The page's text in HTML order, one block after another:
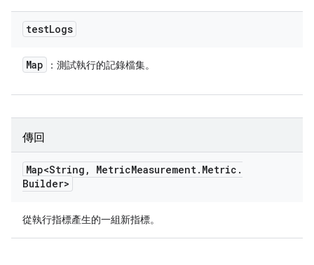
testLogs
Map ：測試執行的記錄檔集。
傳回
Map<String , MetricMeasurement. Metric .
Builder>
從執行指標產生的一組新指標。